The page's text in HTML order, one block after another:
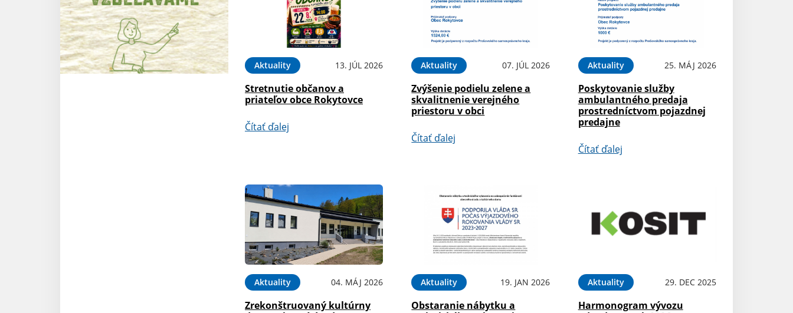
Aktuality 13. JÚL 2026
Stretnutie občanov a
priateľov obce Rokytovce
Čítať ďalej
Aktuality 07. JÚL 2026
Zvýšenie podielu zelene a
skvalitnenie verejného
priestoru v obci
Čítať ďalej
Aktuality 25. MÁJ 2026
Poskytovanie služby
ambulantného predaja
prostredníctvom pojazdnej
predajne
Čítať ďalej
Aktuality 04. MÁJ 2026
Zrekonštruovaný kultúrny
Aktuality 19. JAN 2026
Obstaranie nábytku a
Aktuality 29. DEC 2025
Harmonogram vývozu